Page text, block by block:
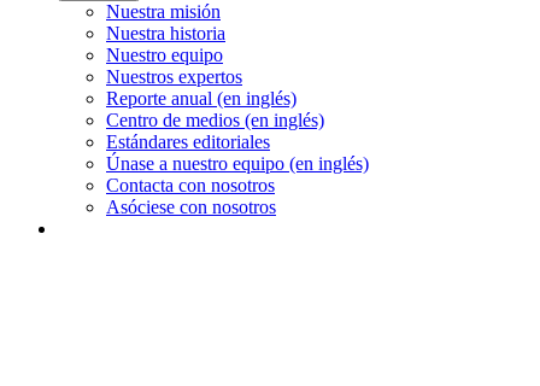
Nuestra misión
Nuestra historia
Nuestro equipo
Nuestros expertos
Reporte anual (en inglés)
Centro de medios (en inglés)
Estándares editoriales
Únase a nuestro equipo (en inglés)
Contacta con nosotros
Asóciese con nosotros